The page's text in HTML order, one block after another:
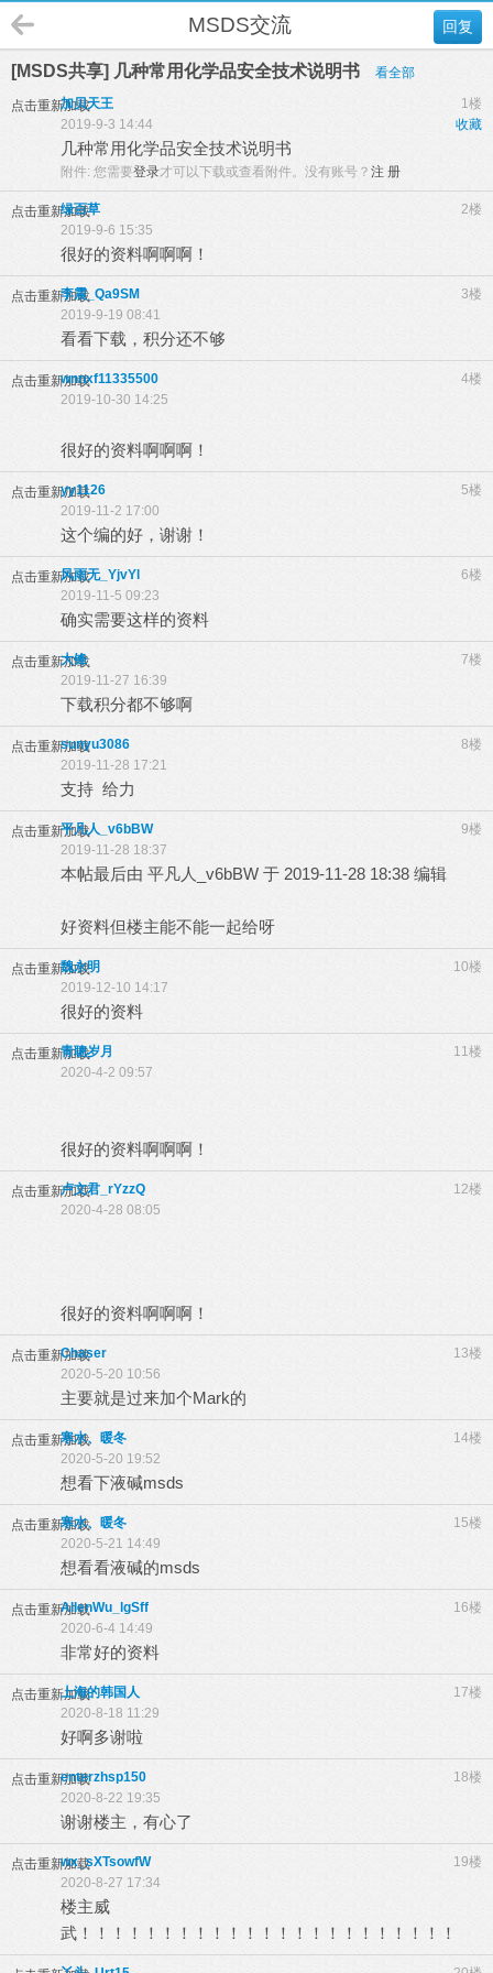
回复
MSDS交流
[MSDS共享] 几种常用化学品安全技术说明书 看全部
点击重新加载 1楼
加贝天王
收藏
2019-9-3 14:44
几种常用化学品安全技术说明书
附件: 您需要登录才可以下载或查看附件。没有账号？ 注 册
点击重新加载 2楼
绿百草
2019-9-6 15:35
很好的资料啊啊啊！
点击重新加载 3楼
李震_Qa9SM
2019-9-19 08:41
看看下载，积分还不够
点击重新加载 4楼
wnnxf11335500
2019-10-30 14:25
很好的资料啊啊啊！
点击重新加载 5楼
yy1126
2019-11-2 17:00
这个编的好，谢谢！
点击重新加载 6楼
风雨无_YjvYl
2019-11-5 09:23
确实需要这样的资料
点击重新加载 7楼
大锋
2019-11-27 16:39
下载积分都不够啊
点击重新加载 8楼
sunyu3086
2019-11-28 17:21
支持 给力
点击重新加载 9楼
平凡人_v6bBW
2019-11-28 18:37
本帖最后由 平凡人_v6bBW 于 2019-11-28 18:38 编辑
好资料但楼主能不能一起给呀
点击重新加载 10楼
魏永明
2019-12-10 14:17
很好的资料
点击重新加载 11楼
青聰岁月
2020-4-2 09:57
很好的资料啊啊啊！
点击重新加载 12楼
卢文君_rYzzQ
2020-4-28 08:05
很好的资料啊啊啊！
点击重新加载 13楼
Chaser
2020-5-20 10:56
主要就是过来加个Mark的
点击重新加载 14楼
寒水、暖冬
2020-5-20 19:52
想看下液碱msds
点击重新加载 15楼
寒水、暖冬
2020-5-21 14:49
想看看液碱的msds
点击重新加载 16楼
AllenWu_lgSff
2020-6-4 14:49
非常好的资料
点击重新加载 17楼
上海的韩国人
2020-8-18 11:29
好啊多谢啦
点击重新加载 18楼
enterzhsp150
2020-8-22 19:35
谢谢楼主，有心了
点击重新加载 19楼
wx_sXTsowfW
2020-8-27 17:34
楼主威
武！！！！！！！！！！！！！！！！！！！！！！！